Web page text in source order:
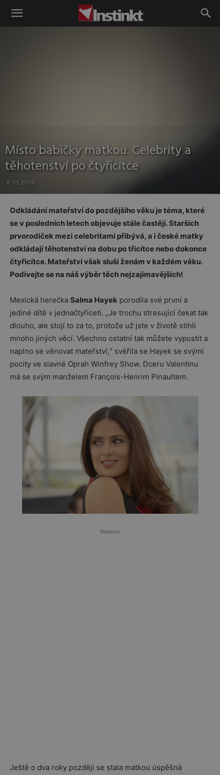
Instinkt
Místo babičky matkou. Celebrity a
těhotenství po čtyřicítce
8.11.2019
Odkládání mateřství do pozdějšího věku je téma, které
se v posledních letech objevuje stále častěji. Starších
prvorodiček mezi celebritami přibývá, a i české matky
odkládají těhotenství na dobu po třicítce nebo dokonce
čtyřicítce. Mateřství však sluší ženám v každém věku.
Podívejte se na náš výběr těch nejzajímavějších!
Mexická herečka Salma Hayek porodila své první a
jediné dítě v jednačtyřiceti. „Je trochu stresující čekat tak
dlouho, ale stojí to za to, protože už jste v životě stihli
mnoho jiných věcí. Všechno ostatní tak můžete vypustit a
naplno se věnovat mateřství,“ svěřila se Hayek se svými
pocity ve slavné Oprah Winfrey Show. Dceru Valentinu
má se svým manželem François-Henrim Pinaultem.
Reklama
Ještě o dva roky později se stala matkou úspěšná